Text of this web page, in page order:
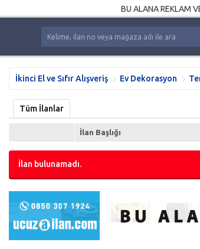
BU ALANA REKLAM
İkinci El ve Sıfır Alışveriş Ev Dekorasyon
Tüm İlanlar
İlan Başlığı
İlan bulunamadı.